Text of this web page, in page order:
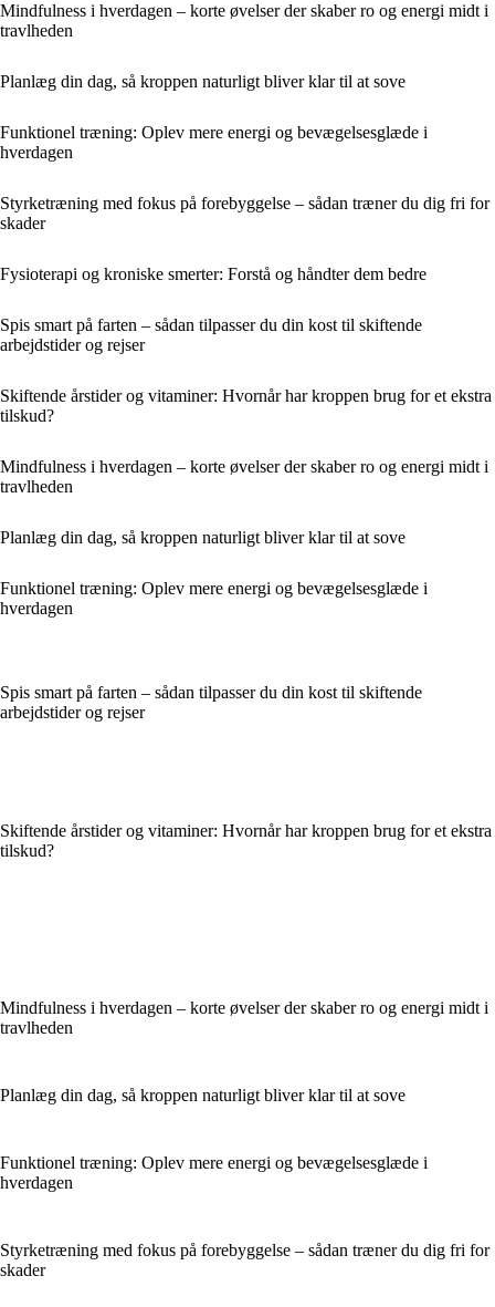
Mindfulness i hverdagen – korte øvelser der skaber ro og energi midt i
travlheden
Planlæg din dag, så kroppen naturligt bliver klar til at sove
Funktionel træning: Oplev mere energi og bevægelsesglæde i
hverdagen
Styrketræning med fokus på forebyggelse – sådan træner du dig fri for
skader
Fysioterapi og kroniske smerter: Forstå og håndter dem bedre
Spis smart på farten – sådan tilpasser du din kost til skiftende
arbejdstider og rejser
Skiftende årstider og vitaminer: Hvornår har kroppen brug for et ekstra
tilskud?
Mindfulness i hverdagen – korte øvelser der skaber ro og energi midt i
travlheden
Planlæg din dag, så kroppen naturligt bliver klar til at sove
Funktionel træning: Oplev mere energi og bevægelsesglæde i
hverdagen
Spis smart på farten – sådan tilpasser du din kost til skiftende
arbejdstider og rejser
Skiftende årstider og vitaminer: Hvornår har kroppen brug for et ekstra
tilskud?
Mindfulness i hverdagen – korte øvelser der skaber ro og energi midt i
travlheden
Planlæg din dag, så kroppen naturligt bliver klar til at sove
Funktionel træning: Oplev mere energi og bevægelsesglæde i
hverdagen
Styrketræning med fokus på forebyggelse – sådan træner du dig fri for
skader